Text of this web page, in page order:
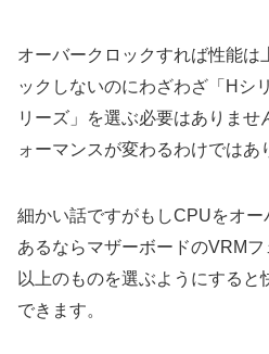
オーバークロックすれば性能は
ックしないのにわざわざ「Hシ
リーズ」を選ぶ必要はありませ
ォーマンスが変わるわけではあ
細かい話ですがもしCPUをオ
あるならマザーボードのVRM
以上のものを選ぶようにする
できます。